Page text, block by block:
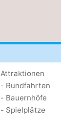
Attraktionen
- Rundfahrten
- Bauernhöfe
- Spielplätze